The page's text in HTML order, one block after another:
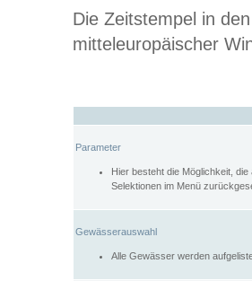
Die Zeitstempel in
mitteleuropäischer
Parameter
Hier besteht die Möglichkeit,
Selektionen im Menü
Gewässerauswahl
Alle Gewässer werden